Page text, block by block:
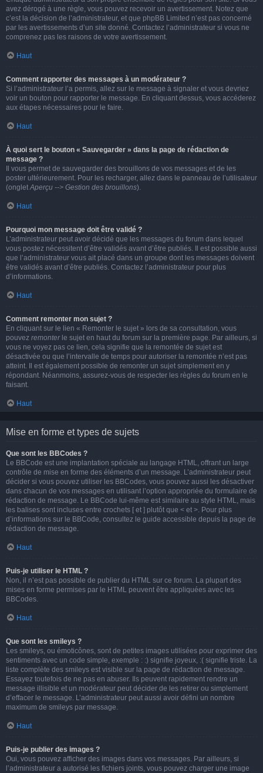
avez dérogé à une règle, vous pouvez recevoir un avertissement. Notez que
c’est la décision de l’administrateur, et que phpBB Limited n’est pas concerné
par les avertissements d’un site donné. Contactez l’administrateur si vous ne
comprenez pas les raisons de votre avertissement.
Haut
Comment rapporter des messages à un modérateur ?
Si l’administrateur l’a permis, allez sur le message à signaler et vous devriez
voir un bouton pour rapporter le message. En cliquant dessus, vous accéderez
aux étapes nécessaires pour le faire.
Haut
À quoi sert le bouton « Sauvegarder » dans la page de rédaction de
message ?
Il vous permet de sauvegarder des brouillons de vos messages et de les
poster ultérieurement. Pour les recharger, allez dans le panneau de l’utilisateur
(ongletAperçu --> Gestion des brouillons).
Haut
Pourquoi mon message doit être validé ?
L’administrateur peut avoir décidé que les messages du forum dans lequel
vous postez nécessitent d’être validés avant d’être publiés. Il est possible aussi
que l’administrateur vous ait placé dans un groupe dont les messages doivent
être validés avant d’être publiés. Contactez l’administrateur pour plus
d’informations.
Haut
Comment remonter mon sujet ?
En cliquant sur le lien « Remonter le sujet » lors de sa consultation, vous
pouvez remonterle sujet en haut du forum sur la première page. Par ailleurs, si
vous ne voyez pas ce lien, cela signifie que la remontée de sujet est
désactivée ou que l’intervalle de temps pour autoriser la remontée n’est pas
atteint. Il est également possible de remonter un sujet simplement en y
répondant. Néanmoins, assurez-vous de respecter les règles du forum en le
faisant.
Haut
Mise en forme et types de sujets
Que sont les BBCodes ?
Le BBCode est une implantation spéciale au langage HTML, offrant un large
contrôle de mise en forme des éléments d’un message. L’administrateur peut
décider si vous pouvez utiliser les BBCodes, vous pouvez aussi les désactiver
dans chacun de vos messages en utilisant l’option appropriée du formulaire de
rédaction de message. Le BBCode lui-même est similaire au style HTML, mais
les balises sont incluses entre crochets [ et ] plutôt que < et >. Pour plus
d’informations sur le BBCode, consultez le guide accessible depuis la page de
rédaction de message.
Haut
Puis-je utiliser le HTML ?
Non, il n’est pas possible de publier du HTML sur ce forum. La plupart des
mises en forme permises par le HTML peuvent être appliquées avec les
BBCodes.
Haut
Que sont les smileys ?
Les smileys, ou émoticônes, sont de petites images utilisées pour exprimer des
sentiments avec un code simple, exemple : :) signifie joyeux, :( signifie triste. La
liste complète des smileys est visible sur la page de rédaction de message.
Essayez toutefois de ne pas en abuser. Ils peuvent rapidement rendre un
message illisible et un modérateur peut décider de les retirer ou simplement
d’effacer le message. L’administrateur peut aussi avoir défini un nombre
maximum de smileys par message.
Haut
Puis-je publier des images ?
Oui, vous pouvez afficher des images dans vos messages. Par ailleurs, si
l’administrateur a autorisé les fichiers joints, vous pouvez charger une image